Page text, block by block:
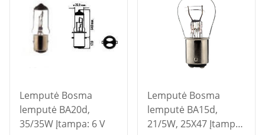
Lemputė Bosma
lemputė BA20d,
35/35W Įtampa: 6 V
Lemputė Bosma
lemputė BA15d,
21/5W, 25X47 Įtampa: